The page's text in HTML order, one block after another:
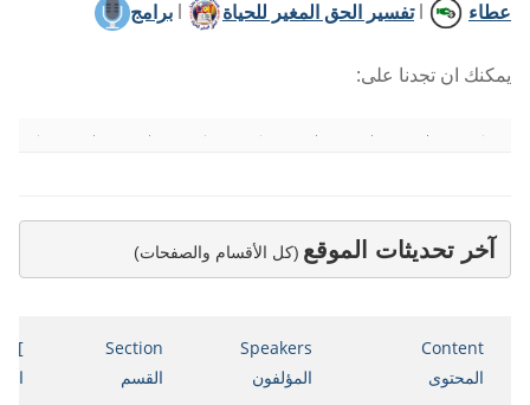
عطاء تفسير الحق المغير للحياة برامج
يمكنك ان تجدنا على:
آخر تحديثات الموقع (كل الأقسام والصفحات)
Content
المحتوى
Speakers
المؤلفون
Section
القسم